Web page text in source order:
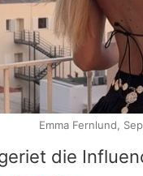
die
Emma Fernlund,